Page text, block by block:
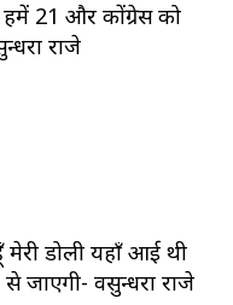
21 और कोंग्रेस को
राजे
डोली यहाँ आई थी
जाएगी- वसुन्धरा राजे